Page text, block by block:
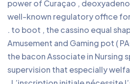
power of Curaçao ,
well-known regulatory office
. to boot , the cassino equal
Amusement and Gaming pot (
the bacon Associate in Nursing
supervision that especially